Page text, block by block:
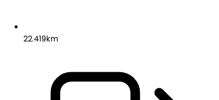
22.419km